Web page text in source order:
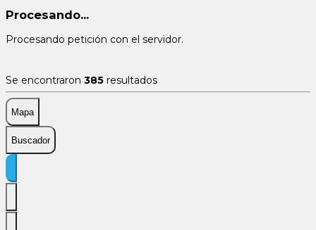
Procesando...
Procesando petición con el servidor.
Se encontraron 385 resultados
Mapa
Buscador